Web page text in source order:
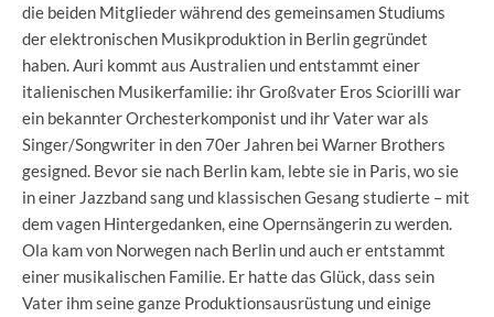
die beiden Mitglieder während des gemeinsamen Studiums
der elektronischen Musikproduktion in Berlin gegründet
haben. Auri kommt aus Australien und entstammt einer
italienischen Musikerfamilie: ihr Großvater Eros Sciorilli war
ein bekannter Orchesterkomponist und ihr Vater war als
Singer/Songwriter in den 70er Jahren bei Warner Brothers
gesigned. Bevor sie nach Berlin kam, lebte sie in Paris, wo sie
in einer Jazzband sang und klassischen Gesang studierte – mit
dem vagen Hintergedanken, eine Opernsängerin zu werden.
Ola kam von Norwegen nach Berlin und auch er entstammt
einer musikalischen Familie. Er hatte das Glück, dass sein
Vater ihm seine ganze Produktionsausrüstung und einige